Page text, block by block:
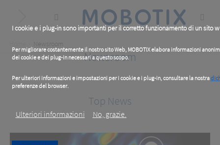
I cookie e i plug-in sono importanti per il corretto funzionamento di un sito
Per migliorare costantemente il nostro sito Web, MOBOTIX elabora informazioni
dei cookie e dei plug-in necessari a questo scopo.
Per ulteriori informazioni e impostazioni per i cookie e i plug-in, consultare la nostra
preferenze del browser.
Ulteriori informazioni
No, grazie.
content
Breadcrumb
Newsroom
Newsroom
Top News